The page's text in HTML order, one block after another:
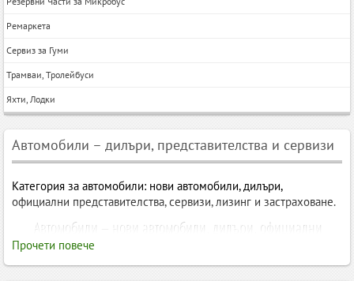
Ремаркета
Сервиз за Гуми
Трамваи, Тролейбуси
Яхти, Лодки
Автомобили – дилъри, представителства и сервизи
Категория за автомобили: нови автомобили, дилъри,
официални представителства, сервизи, лизинг и застраховане.
Автомобили – нови автомобили, дилъри, официални
представителства, сервизи, лизинг и застраховане
Автомобилният сектор в България е динамичен, модерен и
Прочети повече